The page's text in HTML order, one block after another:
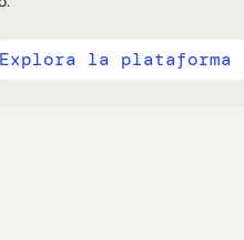
Explora la plataforma